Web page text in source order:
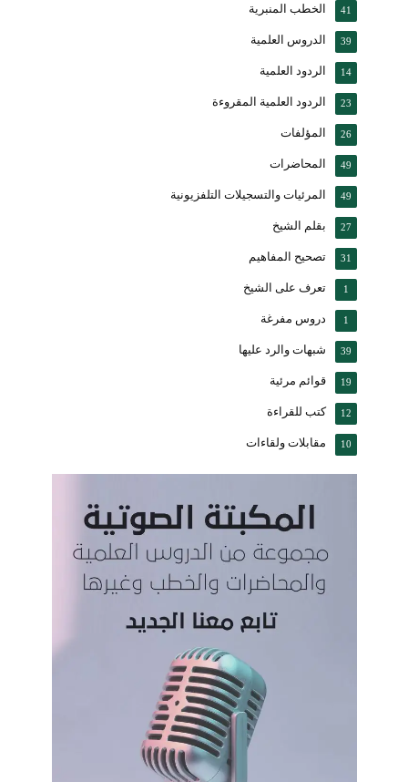
الخطب المنبرية 41
الدروس العلمية 39
الردود العلمية 14
الردود العلمية المقروءة 23
المؤلفات 26
المحاضرات 49
المرئيات والتسجيلات التلفزيونية 49
بقلم الشيخ 27
تصحيح المفاهيم 31
تعرف على الشيخ 1
دروس مفرغة 1
شبهات والرد عليها 39
قوائم مرئية 19
كتب للقراءة 12
مقابلات ولقاءات 10